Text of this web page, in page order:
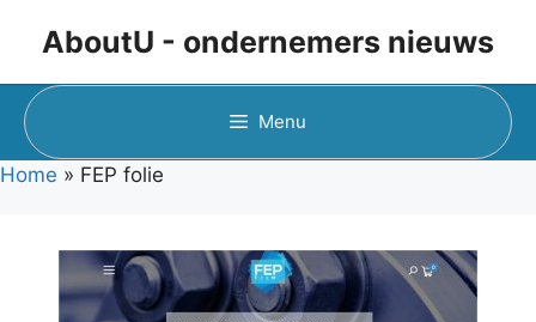
inhoud
AboutU - ondernemers nieuws
Menu
Home » FEP folie